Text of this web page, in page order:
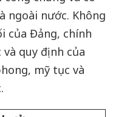
ngoài nước. Không
của Đảng, chính
quy định của
mỹ tục và